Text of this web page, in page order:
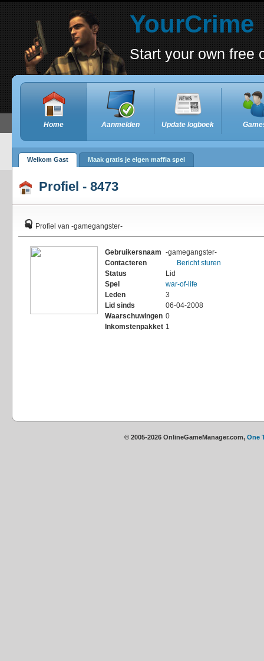
YourCrime
Start your own free
Home Aanmelden Update logboek
Welkom Gast Maak gratis je eigen maffia spel
Profiel - 8473
Profiel van -gamegangster-
Gebruikersnaam -gamegangster-
Contacteren
Bericht sturen
Status
Lid
Spel
war-of-life
Leden
3
Lid sinds
06-04-2008
Waarschuwingen 0
Inkomstenpakket 1
© 2005-2026 OnlineGameManager.com, One